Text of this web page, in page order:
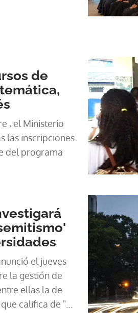
de
, el Ministerio
las inscripciones
del programa
el jueves
la gestión de
ellas la de
califica de "